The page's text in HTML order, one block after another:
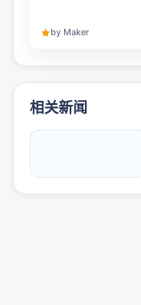
by Maker
相关新闻